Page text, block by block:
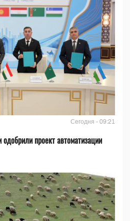
Сегодня - 09:21
проект автоматизации